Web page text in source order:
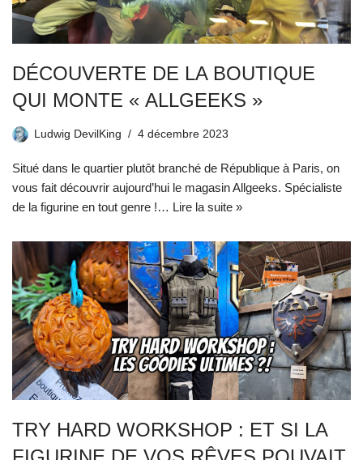
DÉCOUVERTE DE LA BOUTIQUE
QUI MONTE « ALLGEEKS »
Ludwig DevilKing 4 décembre 2023
Situé dans le quartier plutôt branché de République à Paris, on
vous fait découvrir aujourd’hui le magasin Allgeeks. Spécialiste
de la figurine en tout genre !… Lire la suite »
TRY HARD WORKSHOP : ET SI LA